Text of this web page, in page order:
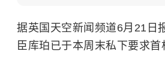
据英国天空新闻频道6月21日
臣库珀已于本周末私下要求首